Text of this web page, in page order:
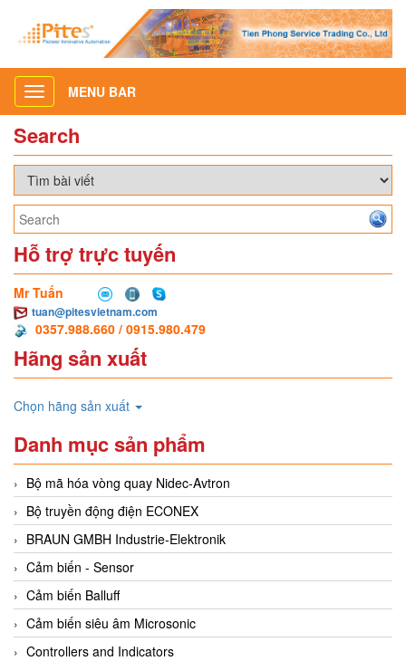
Toggle
navigation
MENU BAR
Search
Hỗ trợ trực tuyến
Mr Tuấn
tuan@pitesvietnam.com
0357.988.660 / 0915.980.479
Hãng sản xuất
Chọn hãng sản xuất
Danh mục sản phẩm
Bộ mã hóa vòng quay Nidec-Avtron
Bộ truyền động điện ECONEX
BRAUN GMBH Industrie-Elektronik
Cảm biến - Sensor
Cảm biến Balluff
Cảm biến siêu âm Microsonic
Controllers and Indicators